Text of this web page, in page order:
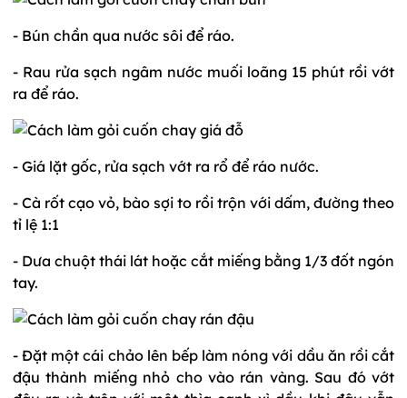
- Bún chần qua nước sôi để ráo.
- Rau rửa sạch ngâm nước muối loãng 15 phút rồi vớt
ra để ráo.
- Giá lặt gốc, rửa sạch vớt ra rổ để ráo nước.
- Cà rốt cạo vỏ, bào sợi to rồi trộn với dấm, đường theo
tỉ lệ 1:1
- Dưa chuột thái lát hoặc cắt miếng bằng 1/3 đốt ngón
tay.
- Đặt một cái chảo lên bếp làm nóng với dầu ăn rồi cắt
đậu thành miếng nhỏ cho vào rán vàng. Sau đó vớt